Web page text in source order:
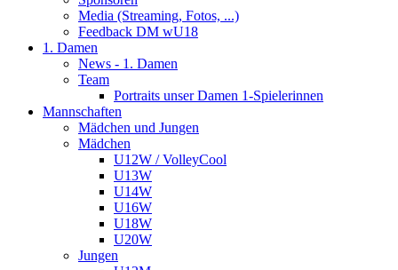
Media (Streaming, Fotos, ...)
Feedback DM wU18
1. Damen
News - 1. Damen
Team
Portraits unser Damen 1-Spielerinnen
Mannschaften
Mädchen und Jungen
Mädchen
U12W / VolleyCool
U13W
U14W
U16W
U18W
U20W
Jungen